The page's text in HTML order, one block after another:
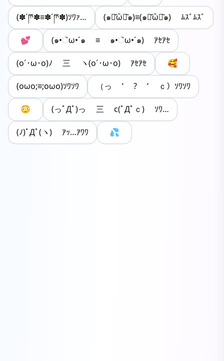
(✽´ཫ✽≡✽´ཫ✽)ｿﾜｧ… (๑･᷄ὢ･᷅๑)≡(๑･᷄ὢ･᷅๑) ﾑｽﾞﾑｽﾞ
💕 (๑•ૅω•´๑ ≡ ๑•ૅω•´๑) ｱｾｱｾ
(o´･ω･o)ﾉ 三 ヽ(o´･ω･o) ｱｾｱｾ 🥰
(oωo;≡;oωo)ｿﾜｿﾜ （っ ‘ ? ‘ ｃ）ｿﾜｿﾜ
😳 (っﾟДﾟ)っ 三 c(ﾟДﾟｃ) ｿﾜ…
(ﾉ)ﾟДﾟ(ヽ) ｱｯ…ｱﾜﾜ 💦